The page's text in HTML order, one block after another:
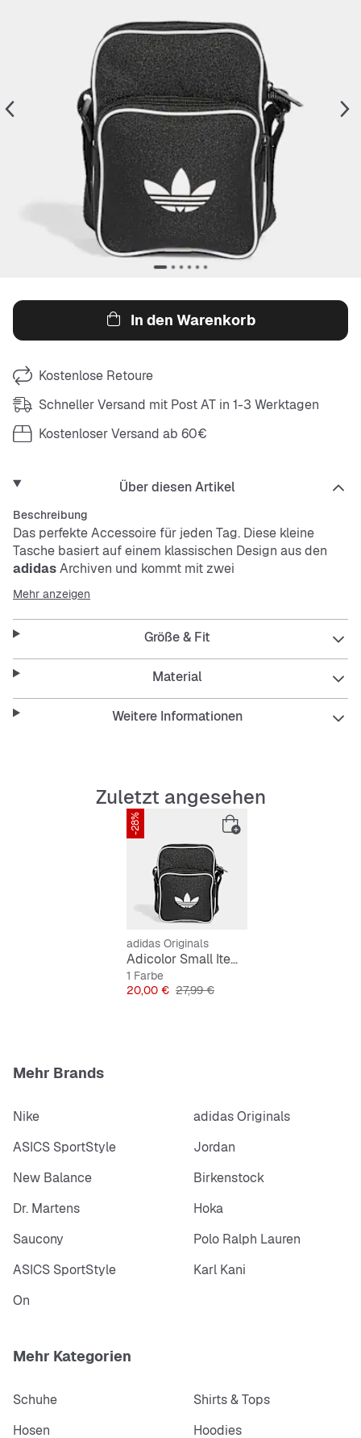
In den Warenkorb
Kostenlose Retoure
Schneller Versand mit Post AT in 1-3 Werktagen
Kostenloser Versand ab 60€
Über diesen Artikel
Beschreibung
Das perfekte Accessoire für jeden Tag. Diese kleine
Tasche basiert auf einem klassischen Design aus den
adidasArchiven und kommt mit zwei
Reißverschlussfächern für deine Essentials und einem
praktischen, verstellbaren Schulterriemen. Sie ist aus
strapazierfähigem Polyester-Twill und begeistert mit
einem Trefoil als Siebdruck auf der Vorderseite.
Features:
Volumen: 1,25 l
Mehr anzeigen
Größe & Fit
Material
Weitere Informationen
Zuletzt angesehen
-28%
adidas Originals
Adicolor Small Item Bag
1 Farbe
Preis
20,00 € Originalpreis
27,99 €
Mehr Brands
Nike
adidas Originals
ASICS SportStyle
Jordan
New Balance
Birkenstock
Dr. Martens
Hoka
Saucony
Polo Ralph Lauren
ASICS SportStyle
Karl Kani
On
Mehr Kategorien
Schuhe
Shirts & Tops
Hosen
Hoodies